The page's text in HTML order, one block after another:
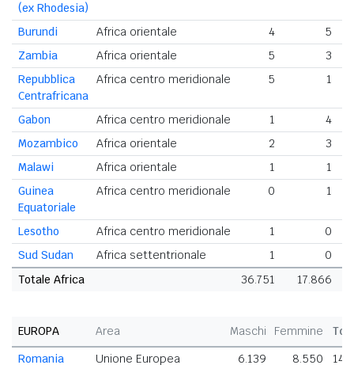
(ex Rhodesia)
Burundi Africa orientale 4
5
Zambia
Africa orientale 5
3
Repubblica
Centrafricana
Africa centro meridionale 5 1
Gabon Africa centro meridionale 1
4
Mozambico
Africa orientale 2
3
Malawi
Africa orientale 1
1
Guinea
Equatoriale
Africa centro meridionale 0 1
Lesotho Africa centro meridionale 1
0
Sud Sudan
Africa settentrionale 1
0
Totale Africa
36.751 17.866
EUROPA Area Maschi Femmine
Romania
Unione Europea 6.139 8.550